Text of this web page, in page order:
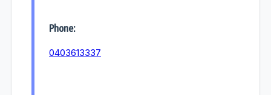
Phone:
0403613337